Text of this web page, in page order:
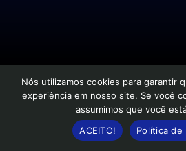
Nós utilizamos cookies para garantir
experiência em nosso site. Se você
assumimos que você
ACEITO!
Política de